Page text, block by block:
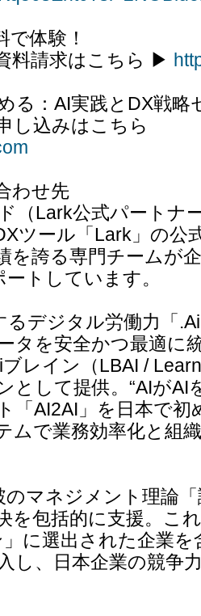
体験！
料請求はこちら ▶
る：AI実践とDX戦略
し込みはこちら
わせ先
（Lark公式パートナ
ツール「Lark」の公
を誇る専門チームが
トしています。
るデジタル労働力「
タを安全かつ最適に
レイン（LBAI /
として提供。“AIがAI
「AI2AI」を日本で
ムで業務効率化と組
のマネジメント理論
を包括的に支援。こ
」に選出された企業
し、日本企業の競争